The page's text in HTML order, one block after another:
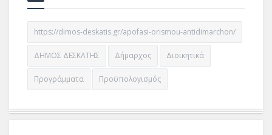
https://dimos-deskatis.gr/apofasi-orismou-antidimarchon/
ΔΗΜΟΣ ΔΕΣΚΑΤΗΣ Δήμαρχος Διοικητικά
Προγράμματα Προϋπολογισμός